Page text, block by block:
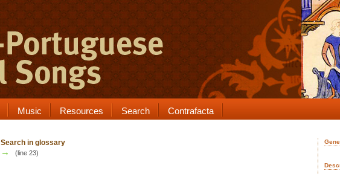
Music Resources Search Contrafacta
Search in glossary
→ (line 23)